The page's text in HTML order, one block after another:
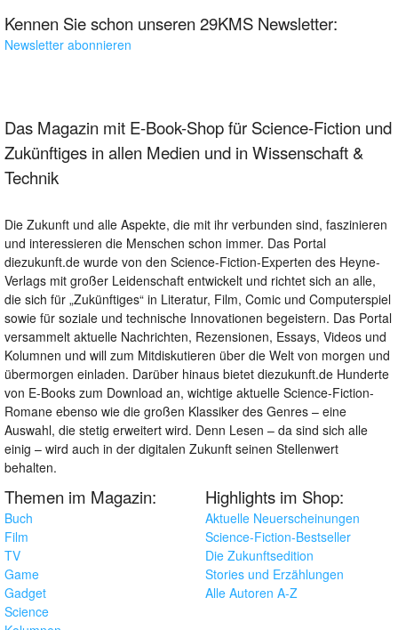
Kennen Sie schon unseren 29KMS Newsletter:
Newsletter abonnieren
Das Magazin mit E-Book-Shop für Science-Fiction und
Zukünftiges in allen Medien und in Wissenschaft &
Technik
Die Zukunft und alle Aspekte, die mit ihr verbunden sind, faszinieren
und interessieren die Menschen schon immer. Das Portal
diezukunft.de wurde von den Science-Fiction-Experten des Heyne-
Verlags mit großer Leidenschaft entwickelt und richtet sich an alle,
die sich für „Zukünftiges“ in Literatur, Film, Comic und Computerspiel
sowie für soziale und technische Innovationen begeistern. Das Portal
versammelt aktuelle Nachrichten, Rezensionen, Essays, Videos und
Kolumnen und will zum Mitdiskutieren über die Welt von morgen und
übermorgen einladen. Darüber hinaus bietet diezukunft.de Hunderte
von E-Books zum Download an, wichtige aktuelle Science-Fiction-
Romane ebenso wie die großen Klassiker des Genres – eine
Auswahl, die stetig erweitert wird. Denn Lesen – da sind sich alle
einig – wird auch in der digitalen Zukunft seinen Stellenwert
behalten.
Themen im Magazin:
Buch
Film
TV
Game
Gadget
Science
Highlights im Shop:
Aktuelle Neuerscheinungen
Science-Fiction-Bestseller
Die Zukunftsedition
Stories und Erzählungen
Alle Autoren A-Z